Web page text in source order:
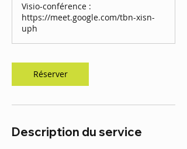
i
n
Visio-conférence :
https://meet.google.com/tbn-xisn-
uph
Réserver
Description du service